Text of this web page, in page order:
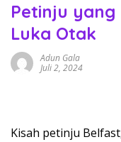
Petinju
Luka Otak
Adun Gala
Juli 2, 2024
Kisah petinju